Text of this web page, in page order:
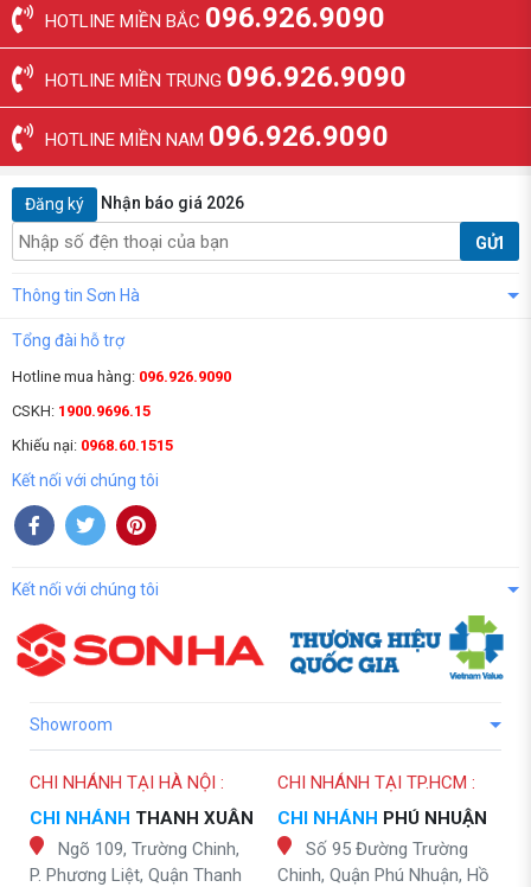
HOTLINE MIỀN BẮC 096.926.9090
HOTLINE MIỀN TRUNG 096.926.9090
HOTLINE MIỀN NAM 096.926.9090
Đăng ký Nhận báo giá 2026
GỬI
Thông tin Sơn Hà
Tổng đài hỗ trợ
Hotline mua hàng: 096.926.9090
CSKH: 1900.9696.15
Khiếu nại: 0968.60.1515
Kết nối với chúng tôi
Kết nối với chúng tôi
Showroom
CHI NHÁNH TẠI HÀ NỘI :
CHI NHÁNH THANH XUÂN
Ngõ 109, Trường Chinh,
P. Phương Liệt, Quận Thanh
CHI NHÁNH TẠI TP.HCM :
CHI NHÁNH PHÚ NHUẬN
Số 95 Đường Trường
Chinh, Quận Phú Nhuận, Hồ